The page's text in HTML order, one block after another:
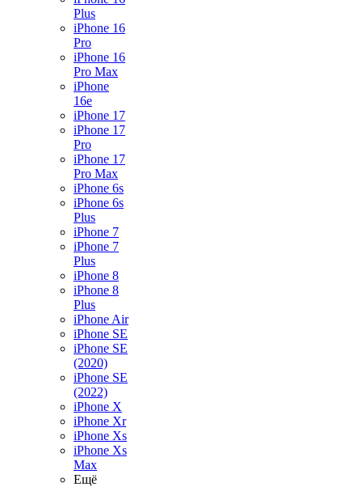
Plus
iPhone 16
Pro
iPhone 16
Pro Max
iPhone
16e
iPhone 17
iPhone 17
Pro
iPhone 17
Pro Max
iPhone 6s
iPhone 6s
Plus
iPhone 7
iPhone 7
Plus
iPhone 8
iPhone 8
Plus
iPhone Air
iPhone SE
iPhone SE
(2020)
iPhone SE
(2022)
iPhone X
iPhone Xr
iPhone Xs
iPhone Xs
Max
Ещё